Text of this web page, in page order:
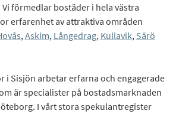
förmedlar bostäder i hela västra
erfarenhet av attraktiva områden
, Askim, Långedrag, Kullavik, Särö
i Sisjön arbetar erfarna och engagerade
är specialister på bostadsmarknaden
I vårt stora spekulantregister